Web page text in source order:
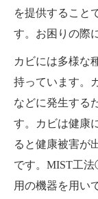
を提供すること
す。お困りの際
カビには多様な
持っています。
などに発生する
す。カビは健康
ると健康被害が
です。MIST工
用の機器を用い